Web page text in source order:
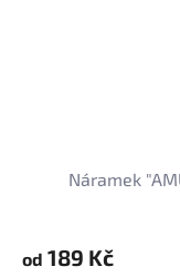
Náramek
od 189 Kč